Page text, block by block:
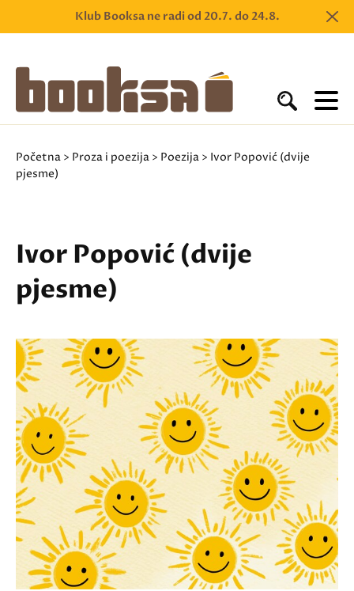
Klub Booksa ne radi od 20.7. do 24.8.
Početna > Proza i poezija > Poezija > Ivor Popović (dvije
pjesme)
Ivor Popović (dvije
pjesme)